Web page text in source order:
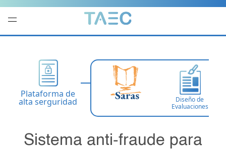
Plataforma de
alta serguridad
Diseño de
Evaluaciones
Sistema anti-fraude para